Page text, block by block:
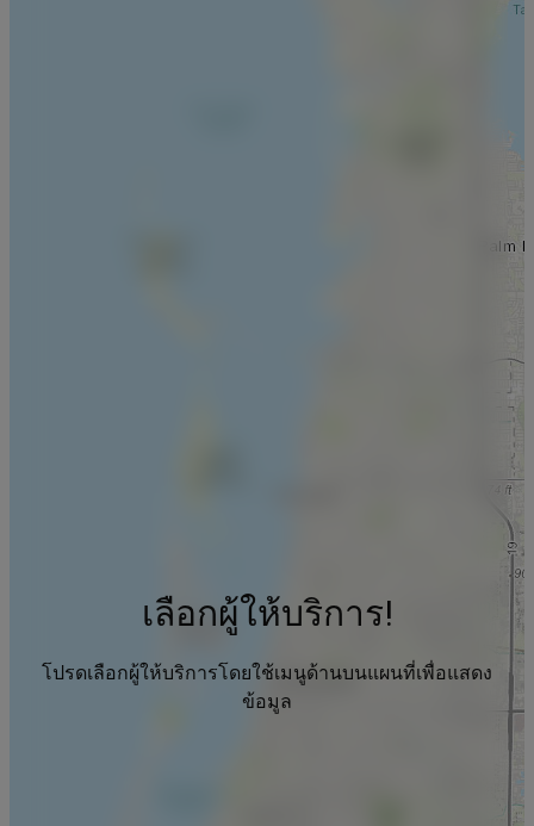
เลือกผู้ให้บริการ!
โปรดเลือกผู้ให้บริการโดยใช้เมนูด้านบนแผนที่เพื่อแสดง
ข้อมูล